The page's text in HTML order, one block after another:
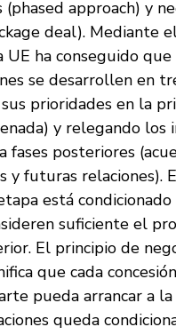
approach) y
deal). Mediante
UE ha conseguido que
se desarrollen en
prioridades en la
y relegando los
fases posteriores
y futuras relaciones).
está condicionado
suficiente el
El principio de
que cada
pueda arrancar a
queda